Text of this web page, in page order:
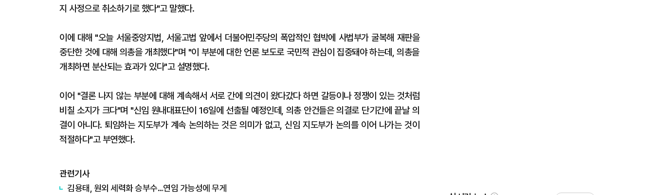
지 사정으로 취소하기로 했다"고 말했다.
이에 대해 "오늘 서울중앙지법, 서울고법 앞에서 더불어민주당의 폭압적인 협박에 사법부가 굴복해 재판을
중단한 것에 대해 의총을 개최했다"며 "이 부분에 대한 언론 보도로 국민적 관심이 집중돼야 하는데, 의총을
개최하면 분산되는 효과가 있다"고 설명했다.
이어 "결론 나지 않는 부분에 대해 계속해서 서로 간에 의견이 왔다갔다 하면 갈등이나 정쟁이 있는 것처럼
비칠 소지가 크다"며 "신임 원내대표단이 16일에 선출될 예정인데, 의총 안건들은 의결로 단기간에 끝날 의
결이 아니다. 퇴임하는 지도부가 계속 논의하는 것은 의미가 없고, 신임 지도부가 논의를 이어 나가는 것이
적절하다"고 부연했다.
관련기사
김용태, 원외 세력화 승부수…연임 가능성에 무게